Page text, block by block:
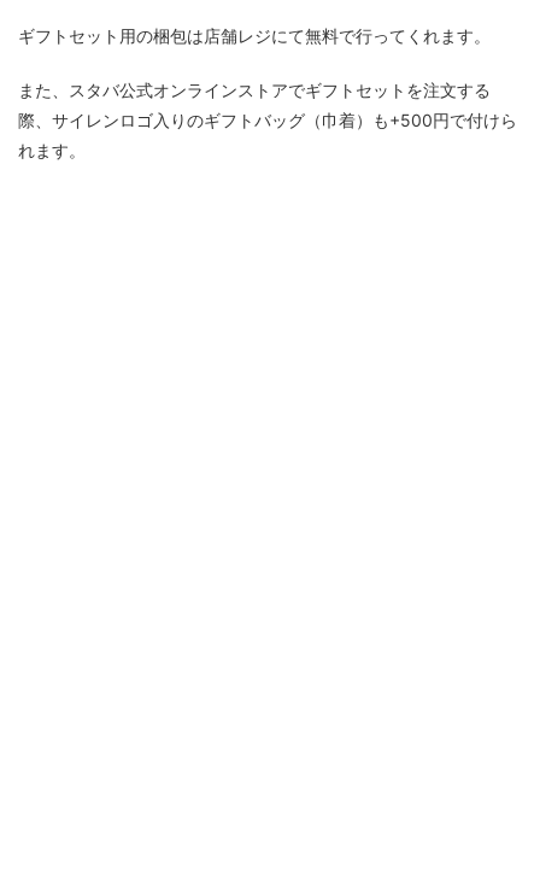
ギフトセット用の梱包は店舗レジにて無料で行ってくれます。
また、スタバ公式オンラインストアでギフトセットを注文する
際、サイレンロゴ入りのギフトバッグ（巾着）も+500円で付けら
れます。